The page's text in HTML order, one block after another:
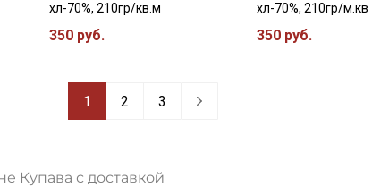
хл-70%, 210гр/кв.м
350 руб.
хл-70%, 210гр/м.кв
350 руб.
1 2 3
Купава с доставкой